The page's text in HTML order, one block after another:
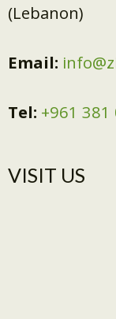
(Lebanon)
Email:
Tel: +961 381
VISIT US​